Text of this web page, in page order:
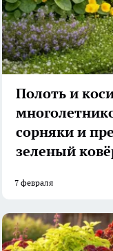
Полоть и
сорняки и
зеленый
7 февраля